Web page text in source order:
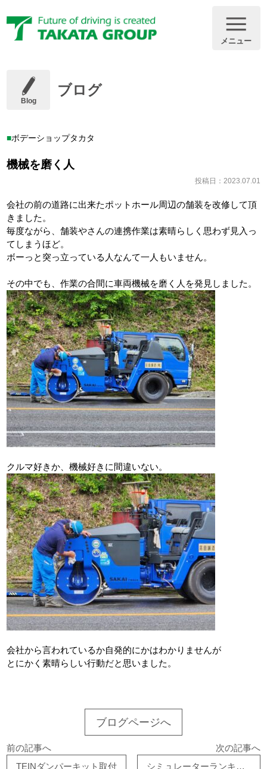
メニュー
Blog
ブログ
ボデーショップタカタ
機械を磨く人
投稿日：2023.07.01
会社の前の道路に出来たポットホール周辺の舗装を改修して頂
きました。
毎度ながら、舗装やさんの連携作業は素晴らしく思わず見入っ
てしまうほど。
ボーっと突っ立っている人なんて一人もいません。
その中でも、作業の合間に車両機械を磨く人を発見しました。
クルマ好きか、機械好きに間違いない。
会社から言われているか自発的にかはわかりませんが
とにかく素晴らしい行動だと思いました。
ブログページへ
前の記事へ
TEINダンパーキット取付
次の記事へ
シミュレーターランキング更新!!